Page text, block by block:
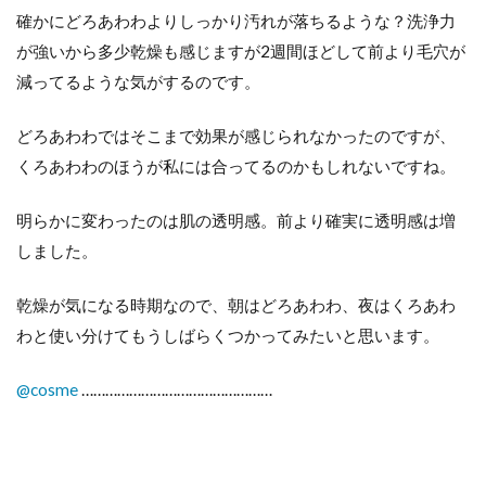
確かにどろあわわよりしっかり汚れが落ちるような？洗浄力
が強いから多少乾燥も感じますが2週間ほどして前より毛穴が
減ってるような気がするのです。
どろあわわではそこまで効果が感じられなかったのですが、
くろあわわのほうが私には合ってるのかもしれないですね。
明らかに変わったのは肌の透明感。前より確実に透明感は増
しました。
乾燥が気になる時期なので、朝はどろあわわ、夜はくろあわ
わと使い分けてもうしばらくつかってみたいと思います。
@cosme…………………………………………